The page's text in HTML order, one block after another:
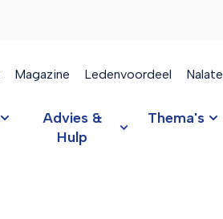
Magazine Ledenvoordeel
Advies &
Hulp
Thema's